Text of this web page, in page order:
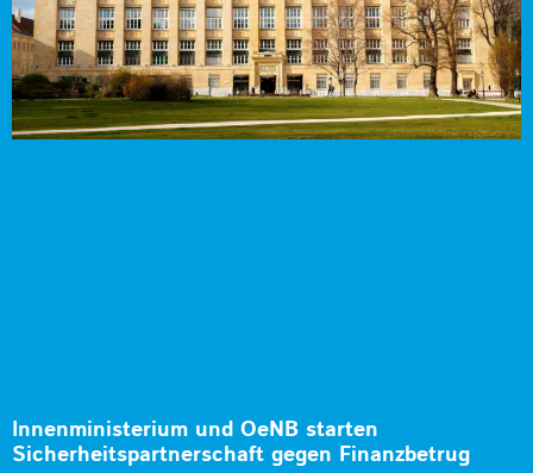
Innenministerium und OeNB starten
Sicherheitspartnerschaft gegen Finanzbetrug